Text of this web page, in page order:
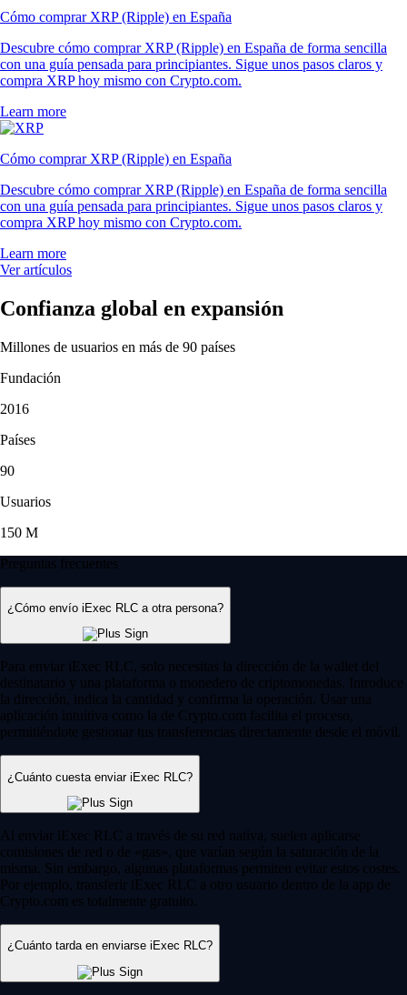
Cómo comprar XRP (Ripple) en España
Descubre cómo comprar XRP (Ripple) en España de forma sencilla
con una guía pensada para principiantes. Sigue unos pasos claros y
compra XRP hoy mismo con Crypto.com.
Learn more
Cómo comprar XRP (Ripple) en España
Descubre cómo comprar XRP (Ripple) en España de forma sencilla
con una guía pensada para principiantes. Sigue unos pasos claros y
compra XRP hoy mismo con Crypto.com.
Learn more
Ver artículos
Confianza global en expansión
Millones de usuarios en más de 90 países
Fundación
2016
Países
90
Usuarios
150 M
Preguntas frecuentes
¿Cómo envío iExec RLC a otra persona?
Para enviar iExec RLC, solo necesitas la dirección de la wallet del
destinatario y una plataforma o monedero de criptomonedas. Introduce
la dirección, indica la cantidad y confirma la operación. Usar una
aplicación intuitiva como la de Crypto.com facilita el proceso,
permitiéndote gestionar tus transferencias directamente desde el móvil.
¿Cuánto cuesta enviar iExec RLC?
Al enviar iExec RLC a través de su red nativa, suelen aplicarse
comisiones de red o de «gas», que varían según la saturación de la
misma. Sin embargo, algunas plataformas permiten evitar estos costes.
Por ejemplo, transferir iExec RLC a otro usuario dentro de la app de
Crypto.com es totalmente gratuito.
¿Cuánto tarda en enviarse iExec RLC?